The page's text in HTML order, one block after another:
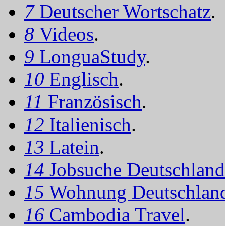
7 Deutscher Wortschatz.
8 Videos.
9 LonguaStudy.
10 Englisch.
11 Französisch.
12 Italienisch.
13 Latein.
14 Jobsuche Deutschland
15 Wohnung
16 Cambodia Travel.